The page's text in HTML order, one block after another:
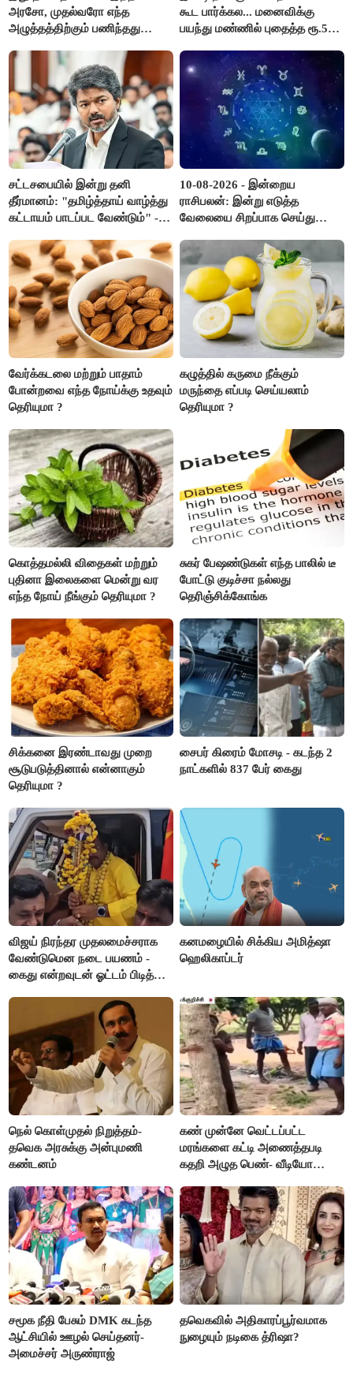
அரசோ, முதல்வரோ எந்த
அழுத்தத்திற்கும் பணிந்தது
அருண்ராஜ்..!
கூட பார்க்கல... மனைவிக்கு
பயந்து மண்ணில் புதைத்த ரூ.5
சட்டசபையில் இன்று தனி
தீர்மானம்: "தமிழ்த்தாய் வாழ்த்து
கட்டாயம் பாடப்பட வேண்டும்" -
10-08-2026 - இன்றைய
ராசிபலன்: இன்று எடுத்த
வேலையை சிறப்பாக செய்து
அதே நேரத்தில் கூடுதலாக
உழைக்க வேண்டி இருக்கும்..!
வேர்க்கடலை மற்றும் பாதாம்
போன்றவை எந்த நோய்க்கு உதவும்
தெரியுமா ?
கழுத்தில் கருமை நீக்கும்
மருந்தை எப்படி செய்யலாம்
தெரியுமா ?
கொத்தமல்லி விதைகள் மற்றும்
புதினா இலைகளை மென்று வர
எந்த நோய் நீங்கும் தெரியுமா ?
சுகர் பேஷண்டுகள் எந்த பாலில் டீ
போட்டு குடிச்சா நல்லது
தெரிஞ்சிக்கோங்க
சிக்கனை இரண்டாவது முறை
சூடுபடுத்தினால் என்னாகும்
தெரியுமா ?
சைபர் கிரைம் மோசடி - கடந்த 2
நாட்களில் 837 பேர் கைது
விஜய் நிரந்தர முதலமைச்சராக
வேண்டுமென நடை பயணம் -
கைது என்றவுடன் ஓட்டம் பிடித்த
கனமழையில் சிக்கிய அமித்ஷா
ஹெலிகாப்டர்
நெல் கொள்முதல் நிறுத்தம்-
தவெக அரசுக்கு அன்புமணி
கண்டனம்
கண் முன்னே வெட்டப்பட்ட
மரங்களை கட்டி அணைத்தபடி
கதறி அழுத பெண்- வீடியோ
சமூக நீதி பேசும் DMK கடந்த
ஆட்சியில் ஊழல் செய்தனர்-
அமைச்சர் அருண்ராஜ்
தவெகவில் அதிகாரப்பூர்வமாக
நுழையும் நடிகை த்ரிஷா?